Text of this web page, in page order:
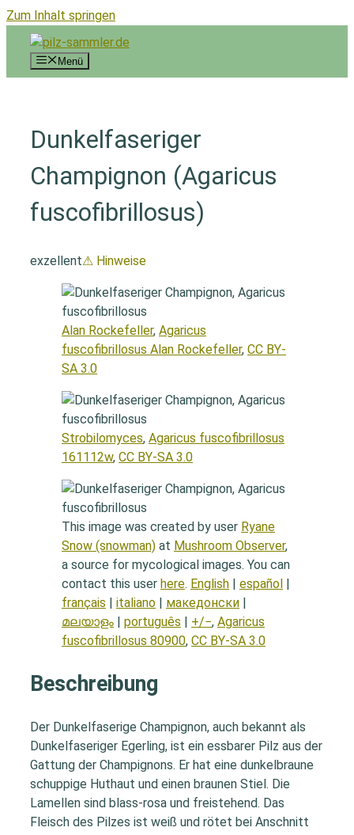
Zum Inhalt springen
Menü
Dunkelfaseriger
Champignon (Agaricus
fuscofibrillosus)
exzellent⚠ Hinweise
Alan Rockefeller, Agaricus
fuscofibrillosus Alan Rockefeller, CC BY-
SA 3.0
Strobilomyces, Agaricus fuscofibrillosus
161112w, CC BY-SA 3.0
This image was created by user Ryane
Snow (snowman) at Mushroom Observer,
a source for mycological images. You can
contact this user here. English | español |
français | italiano | македонски |
മലയാളം | português | +/−, Agaricus
fuscofibrillosus 80900, CC BY-SA 3.0
Beschreibung
Der Dunkelfaserige Champignon, auch bekannt als
Dunkelfaseriger Egerling, ist ein essbarer Pilz aus der
Gattung der Champignons. Er hat eine dunkelbraune
schuppige Huthaut und einen braunen Stiel. Die
Lamellen sind blass-rosa und freistehend. Das
Fleisch des Pilzes ist weiß und rötet bei Anschnitt